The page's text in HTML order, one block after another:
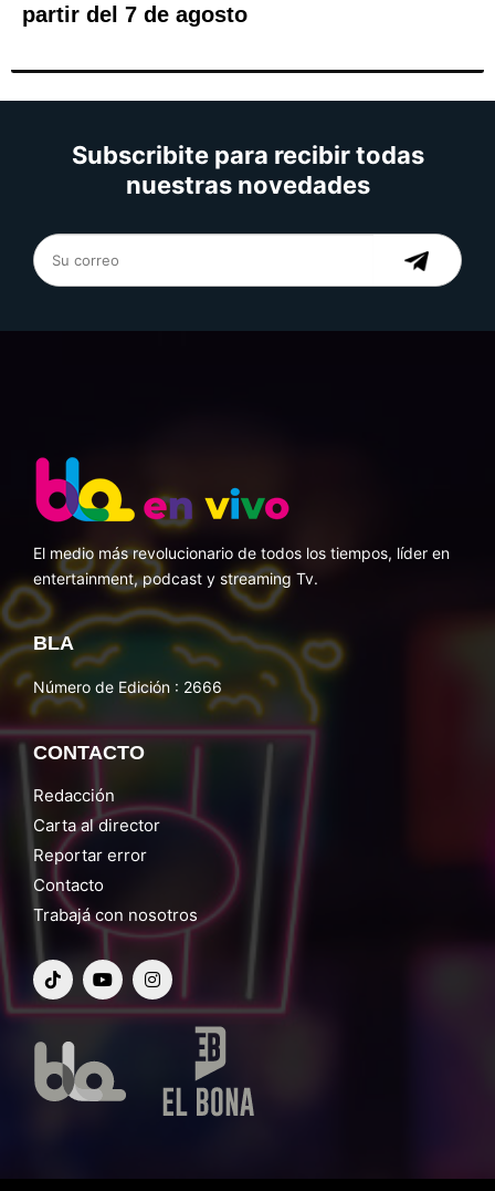
partir del 7 de agosto
Subscribite para recibir todas
nuestras novedades
El medio más revolucionario de todos los tiempos, líder en
entertainment, podcast y streaming Tv.
BLA
Número de Edición : 2666
CONTACTO
Redacción
Carta al director
Reportar error
Contacto
Trabajá con nosotros